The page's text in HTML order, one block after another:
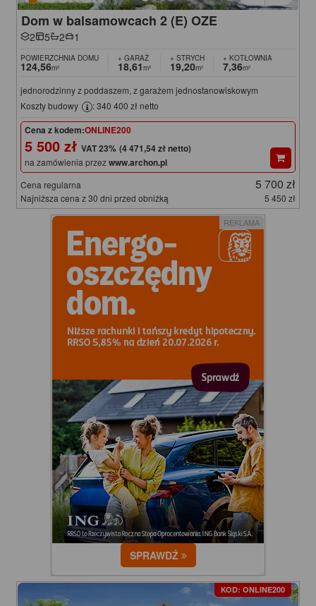
Dom w balsamowcach 2 (E) OZE
2 5 2 1
POWIERZCHNIA DOMU
124,56m²
+ GARAŻ
18,61m²
+ STRYCH
19,20m²
+ KOTŁOWNIA
7,36m²
jednorodzinny z poddaszem, z garażem jednostanowiskowym
Koszty budowy
: 340 400 zł netto
Cena z kodem:ONLINE200
5 500 zł (4 471,54 zł netto)
na zamówienia przezwww.archon.pl
Cena regularna 5 700 zł
Najniższa cena z 30 dni przed obniżką 5 450 zł
REKLAMA
SPRAWDŹ
KOD: ONLINE200